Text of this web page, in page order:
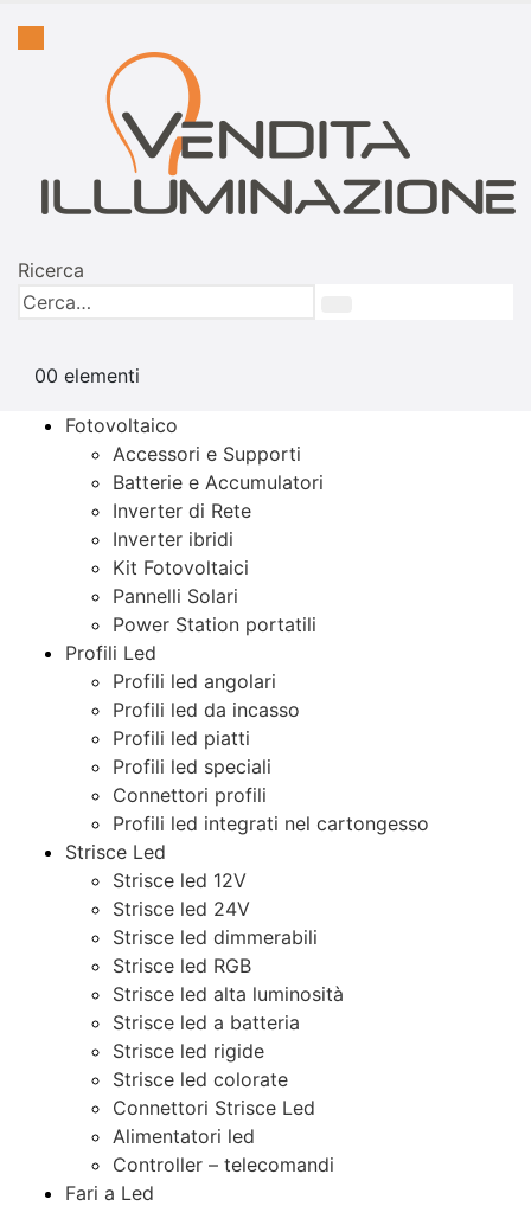
Ricerca
00 elementi
Fotovoltaico
Accessori e Supporti
Batterie e Accumulatori
Inverter di Rete
Inverter ibridi
Kit Fotovoltaici
Pannelli Solari
Power Station portatili
Profili Led
Profili led angolari
Profili led da incasso
Profili led piatti
Profili led speciali
Connettori profili
Profili led integrati nel cartongesso
Strisce Led
Strisce led 12V
Strisce led 24V
Strisce led dimmerabili
Strisce led RGB
Strisce led alta luminosità
Strisce led a batteria
Strisce led rigide
Strisce led colorate
Connettori Strisce Led
Alimentatori led
Controller – telecomandi
Fari a Led